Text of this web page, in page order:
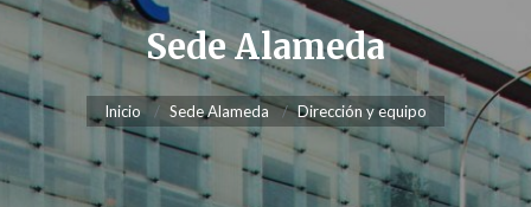
Sede Alameda
Inicio Sede Alameda Dirección y equipo